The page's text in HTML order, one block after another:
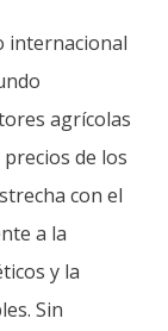
internacional
agrícolas
de los
con el
a la
y la
Sin